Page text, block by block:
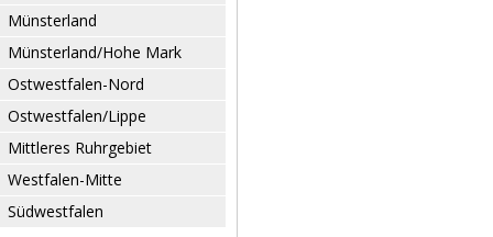
Münsterland
Münsterland/Hohe Mark
Ostwestfalen-Nord
Ostwestfalen/Lippe
Mittleres Ruhrgebiet
Westfalen-Mitte
Südwestfalen